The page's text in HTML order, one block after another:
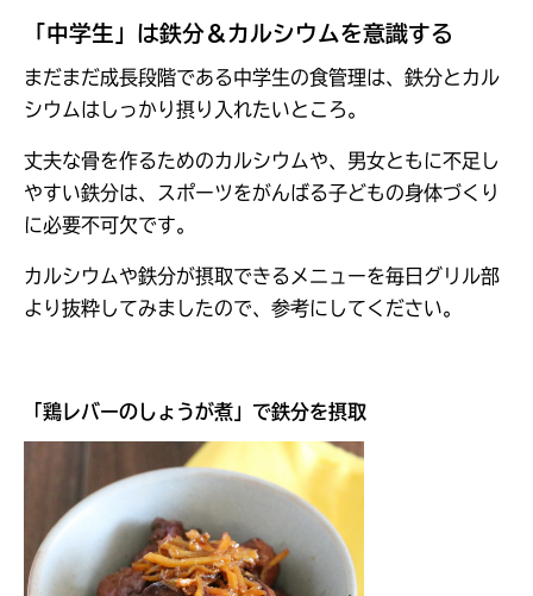
「中学生」は鉄分＆カルシウムを意識する
まだまだ成長段階である中学生の食管理は、鉄分とカル
シウムはしっかり摂り入れたいところ。
丈夫な骨を作るためのカルシウムや、男女ともに不足し
やすい鉄分は、スポーツをがんばる子どもの身体づくり
に必要不可欠です。
カルシウムや鉄分が摂取できるメニューを毎日グリル部
より抜粋してみましたので、参考にしてください。
「 鶏レバーのしょうが煮 」で鉄分を摂取